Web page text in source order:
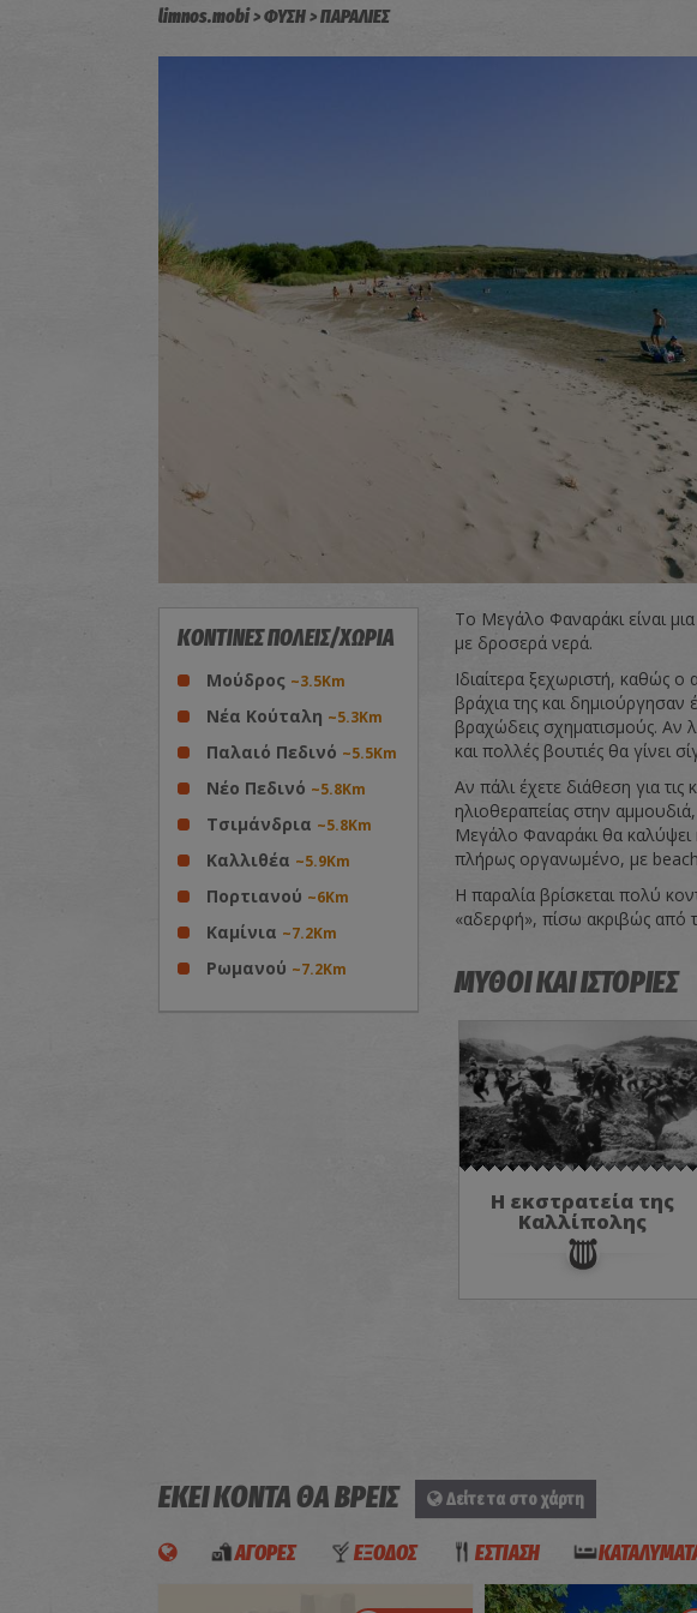
limnos.mobi ΦΥΣΗ ΠΑΡΑΛΙΕΣ
ΚΟΝΤΙΝΕΣ ΠΟΛΕΙΣ/ΧΩΡΙΑ
Μούδρος ~3.5Km
Νέα Κούταλη ~5.3Km
Παλαιό Πεδινό ~5.5Km
Νέο Πεδινό ~5.8Km
Τσιμάνδρια ~5.8Km
Καλλιθέα ~5.9Km
Πορτιανού ~6Km
Καμίνια ~7.2Km
Ρωμανού ~7.2Km
Το Μεγάλο Φαναράκι είναι
με δροσερά νερά.
Ιδιαίτερα ξεχωριστή, καθώς ο
βράχια της και δημιούργησαν
βραχώδεις σχηματισμούς. Αν
και πολλές βουτιές θα γίνει
Αν πάλι έχετε διάθεση για τις
ηλιοθεραπείας στην
Μεγάλο Φαναράκι θα καλύψει
πλήρως οργανωμένο, με
Η παραλία βρίσκεται πολύ
«αδερφή», πίσω ακριβώς από
ΜΥΘΟΙ ΚΑΙ ΙΣΤΟΡΙΕΣ
Η εκστρατεία της
Καλλίπολης
ΕΚΕΙ ΚΟΝΤΑ ΘΑ ΒΡΕΙΣ Δείτε τα στο χάρτη
ΑΓΟΡΕΣ ΕΞΟΔΟΣ ΕΣΤΙΑΣΗ